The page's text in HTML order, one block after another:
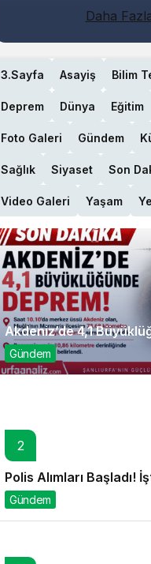
Daha
3.Sayfa Asayiş Bilim
Deprem Dünya Eğitim
Foto Galeri Gündem
Sağlık Siyaset Son
Video Galeri Yaşam
Akdeniz’de 4,1
Gündem
2
Polis Alımları Başladı!
Gündem